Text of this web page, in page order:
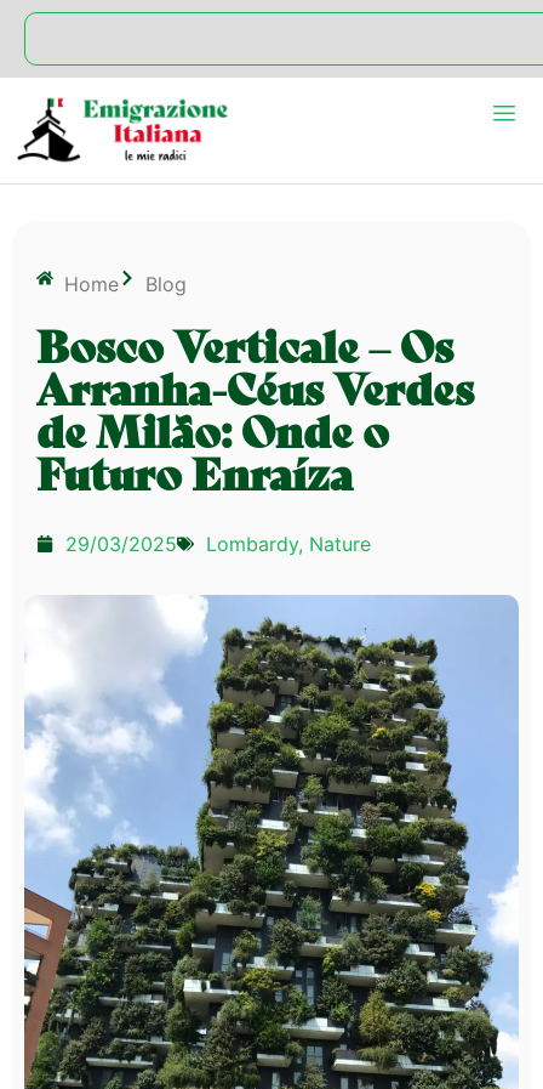
Home Blog
Bosco Verticale – Os
Arranha-Céus Verdes
de Milão: Onde o
Futuro Enraíza
29/03/2025 Lombardy, Nature